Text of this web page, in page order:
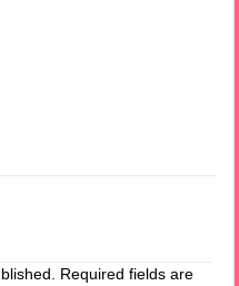
Required fields are